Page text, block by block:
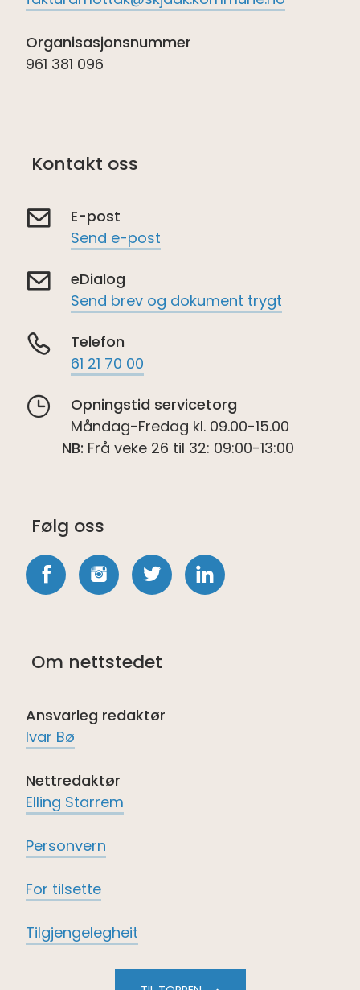
Organisasjonsnummer
961 381 096
Kontakt oss
E-post
Send e-post
eDialog
Send brev og dokument trygt
Telefon
61 21 70 00
Opningstid servicetorg
Måndag-Fredag kl. 09.00-15.00
NB: Frå veke 26 til 32: 09:00-13:00
Følg oss
FacebookInstagramtwitter
Om nettstedet
Ansvarleg redaktør
Ivar Bø
Nettredaktør
Elling Starrem
Personvern
For tilsette
Tilgjengelegheit